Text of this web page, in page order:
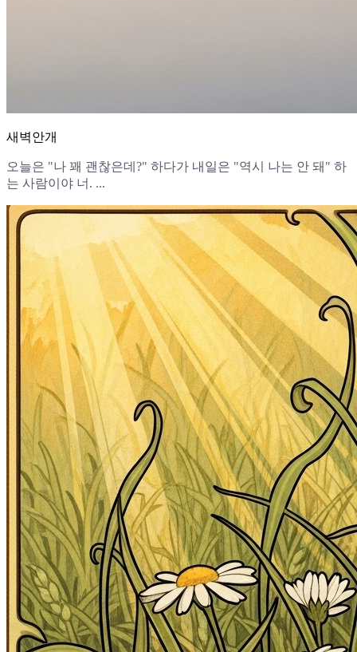
새벽안개
오늘은 "나 꽤 괜찮은데?" 하다가 내일은 "역시 나는 안 돼" 하
는 사람이야 너. ...